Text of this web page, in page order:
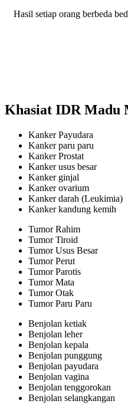
Hasil setiap orang berbeda
Khasiat IDR Madu
Kanker Payudara
Kanker paru paru
Kanker Prostat
Kanker usus besar
Kanker ginjal
Kanker ovarium
Kanker darah (Leukimia)
Kanker kandung kemih
Tumor Rahim
Tumor Tiroid
Tumor Usus Besar
Tumor Perut
Tumor Parotis
Tumor Mata
Tumor Otak
Tumor Paru Paru
Benjolan ketiak
Benjolan leher
Benjolan kepala
Benjolan punggung
Benjolan payudara
Benjolan vagina
Benjolan tenggorokan
Benjolan selangkangan